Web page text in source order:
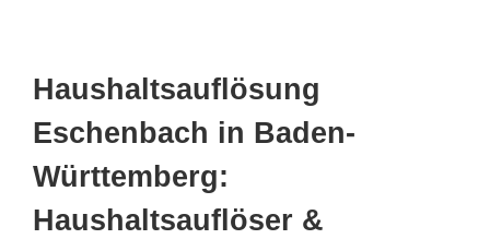
Haushaltsauflösung
Eschenbach in Baden-
Württemberg:
Haushaltsauflöser &